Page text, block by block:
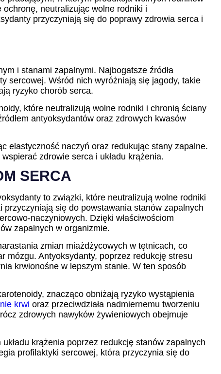
neutralizując wolne rodniki i
przyczyniają się do poprawy zdrowia serca i
i stanami zapalnymi. Najbogatsze źródła
sercowej. Wśród nich wyróżniają się jagody, takie
ryzyko chorób serca.
które neutralizują wolne rodniki i chronią ściany
antyoksydantów oraz zdrowych kwasów
elastyczność naczyń oraz redukując stany zapalne.
zdrowie serca i układu krążenia.
SERCA
to związki, które neutralizują wolne rodniki
się do powstawania stanów zapalnych
naczyniowych. Dzięki właściwościom
zapalnych w organizmie.
zmian miażdżycowych w tętnicach, co
mózgu. Antyoksydanty, poprzez redukcję stresu
krwionośne w lepszym stanie. W ten sposób
znacząco obniżają ryzyko wystąpienia
krwi oraz przeciwdziała nadmiernemu tworzeniu
zdrowych nawyków żywieniowych obejmuje
krążenia poprzez redukcję stanów zapalnych
profilaktyki sercowej, która przyczynia się do